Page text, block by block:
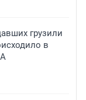
грузили
в